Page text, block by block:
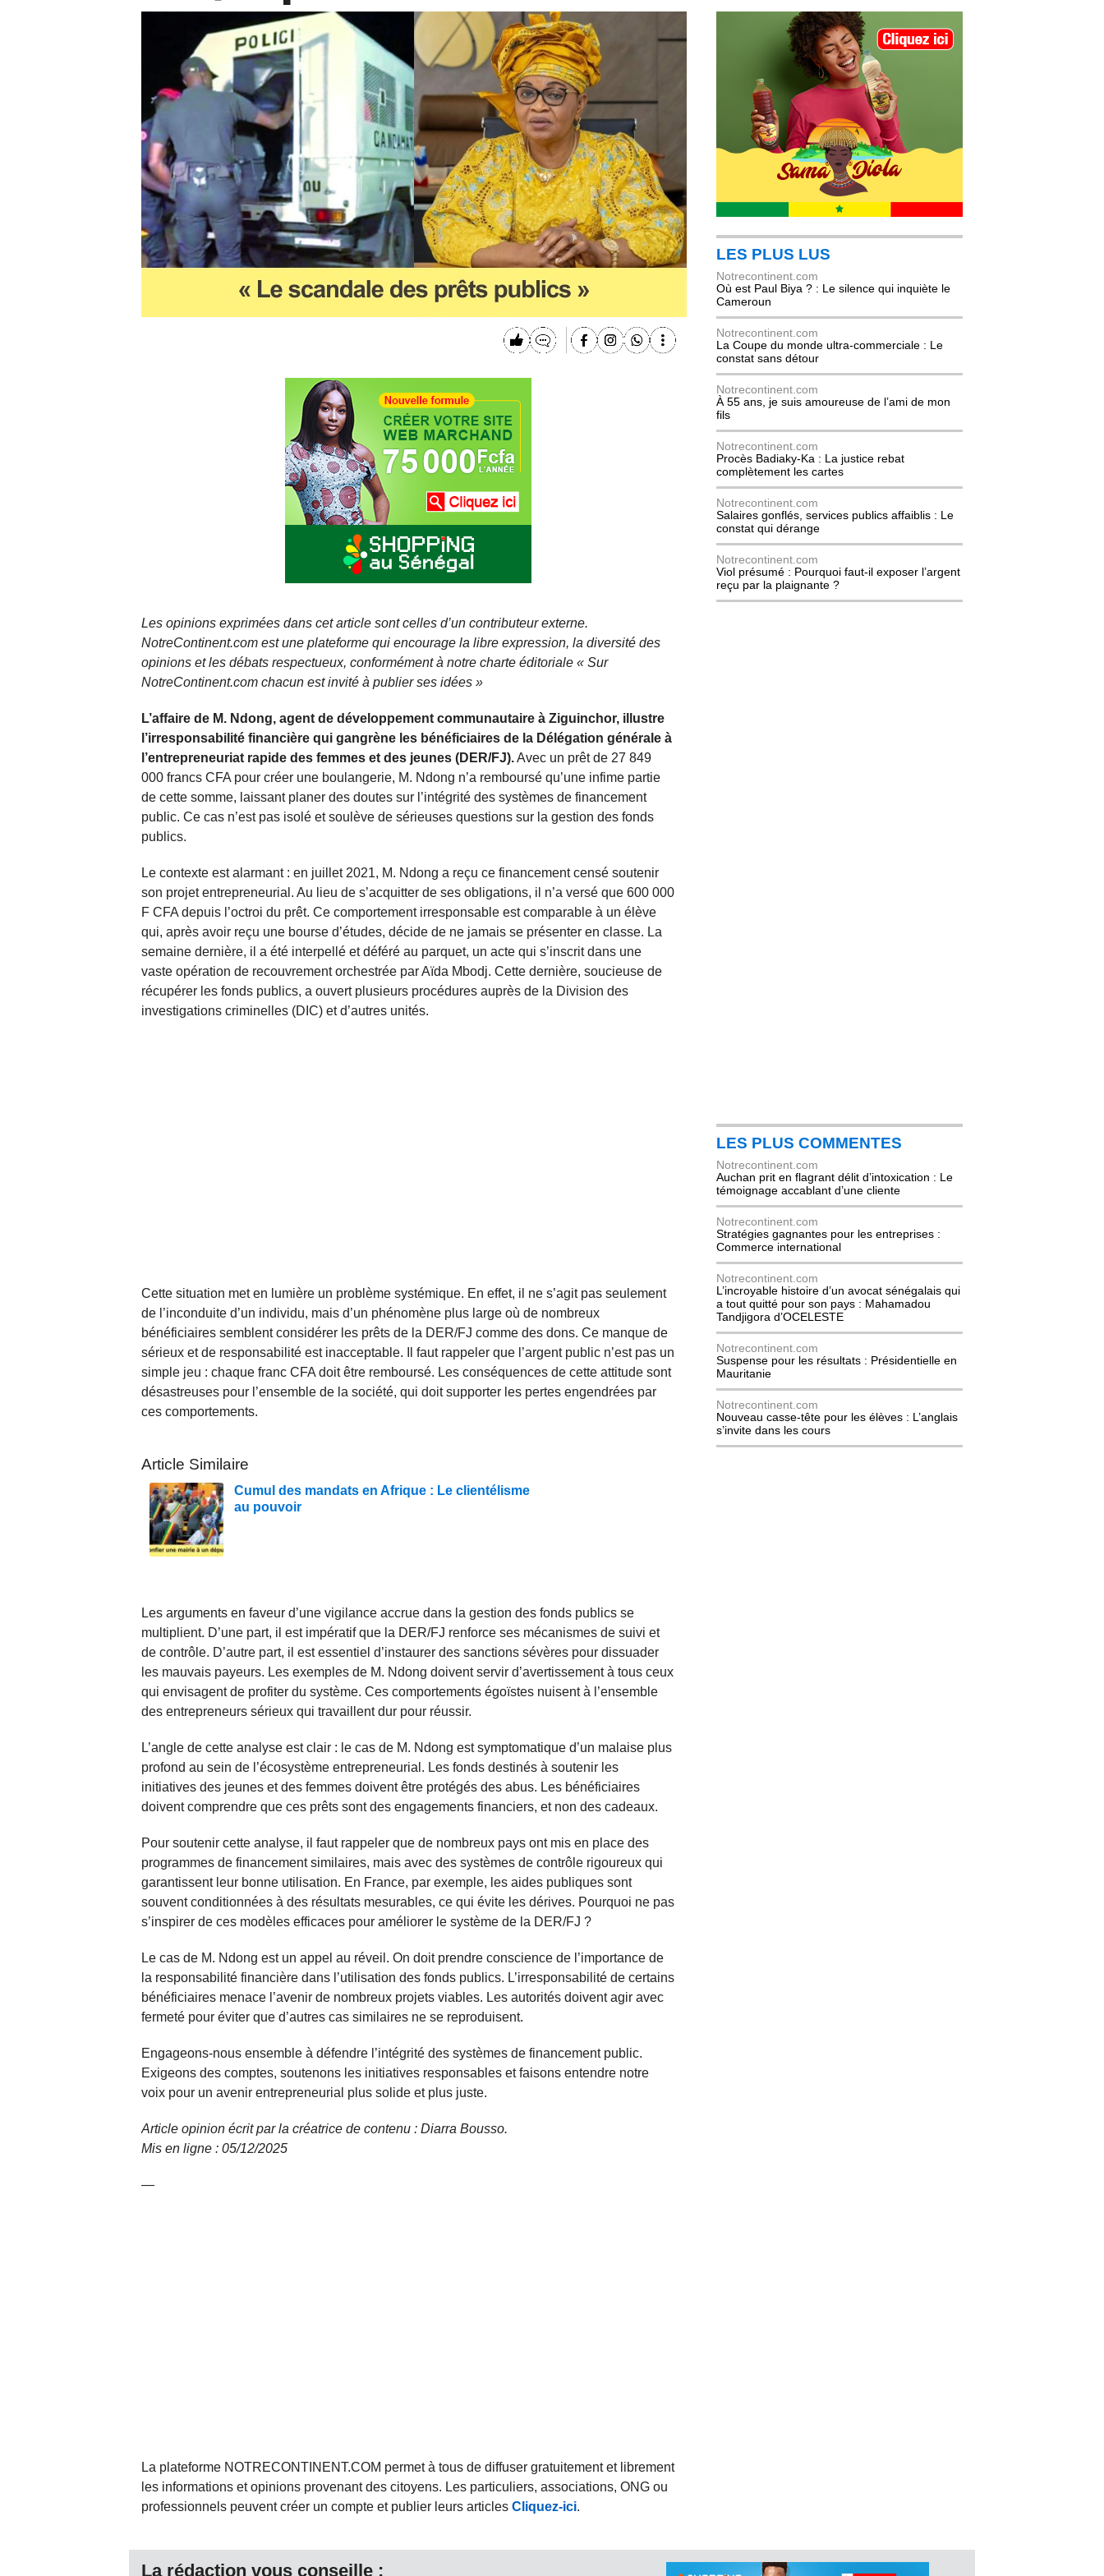
Les opinions exprimées dans cet article sont celles d’un contributeur externe.
NotreContinent.com est une plateforme qui encourage la libre expression, la diversité des
opinions et les débats respectueux, conformément à notre charte éditoriale « Sur
NotreContinent.com chacun est invité à publier ses idées »
L’affaire de M. Ndong, agent de développement communautaire à Ziguinchor, illustre
l’irresponsabilité financière qui gangrène les bénéficiaires de la Délégation générale à
l’entrepreneuriat rapide des femmes et des jeunes (DER/FJ).Avec un prêt de 27 849
000 francs CFA pour créer une boulangerie, M. Ndong n’a remboursé qu’une infime partie
de cette somme, laissant planer des doutes sur l’intégrité des systèmes de financement
public. Ce cas n’est pas isolé et soulève de sérieuses questions sur la gestion des fonds
publics.
Le contexte est alarmant : en juillet 2021, M. Ndong a reçu ce financement censé soutenir
son projet entrepreneurial. Au lieu de s’acquitter de ses obligations, il n’a versé que 600 000
F CFA depuis l’octroi du prêt. Ce comportement irresponsable est comparable à un élève
qui, après avoir reçu une bourse d’études, décide de ne jamais se présenter en classe. La
semaine dernière, il a été interpellé et déféré au parquet, un acte qui s’inscrit dans une
vaste opération de recouvrement orchestrée par Aïda Mbodj. Cette dernière, soucieuse de
récupérer les fonds publics, a ouvert plusieurs procédures auprès de la Division des
investigations criminelles (DIC) et d’autres unités.
Cette situation met en lumière un problème systémique. En effet, il ne s’agit pas seulement
de l’inconduite d’un individu, mais d’un phénomène plus large où de nombreux
bénéficiaires semblent considérer les prêts de la DER/FJ comme des dons. Ce manque de
sérieux et de responsabilité est inacceptable. Il faut rappeler que l’argent public n’est pas un
simple jeu : chaque franc CFA doit être remboursé. Les conséquences de cette attitude sont
désastreuses pour l’ensemble de la société, qui doit supporter les pertes engendrées par
ces comportements.
Article Similaire
Cumul des mandats en Afrique : Le clientélisme
au pouvoir
Les arguments en faveur d’une vigilance accrue dans la gestion des fonds publics se
multiplient. D’une part, il est impératif que la DER/FJ renforce ses mécanismes de suivi et
de contrôle. D’autre part, il est essentiel d’instaurer des sanctions sévères pour dissuader
les mauvais payeurs. Les exemples de M. Ndong doivent servir d’avertissement à tous ceux
qui envisagent de profiter du système. Ces comportements égoïstes nuisent à l’ensemble
des entrepreneurs sérieux qui travaillent dur pour réussir.
L’angle de cette analyse est clair : le cas de M. Ndong est symptomatique d’un malaise plus
profond au sein de l’écosystème entrepreneurial. Les fonds destinés à soutenir les
initiatives des jeunes et des femmes doivent être protégés des abus. Les bénéficiaires
doivent comprendre que ces prêts sont des engagements financiers, et non des cadeaux.
Pour soutenir cette analyse, il faut rappeler que de nombreux pays ont mis en place des
programmes de financement similaires, mais avec des systèmes de contrôle rigoureux qui
garantissent leur bonne utilisation. En France, par exemple, les aides publiques sont
souvent conditionnées à des résultats mesurables, ce qui évite les dérives. Pourquoi ne pas
s’inspirer de ces modèles efficaces pour améliorer le système de la DER/FJ ?
Le cas de M. Ndong est un appel au réveil. On doit prendre conscience de l’importance de
la responsabilité financière dans l’utilisation des fonds publics. L’irresponsabilité de certains
bénéficiaires menace l’avenir de nombreux projets viables. Les autorités doivent agir avec
fermeté pour éviter que d’autres cas similaires ne se reproduisent.
Engageons-nous ensemble à défendre l’intégrité des systèmes de financement public.
Exigeons des comptes, soutenons les initiatives responsables et faisons entendre notre
voix pour un avenir entrepreneurial plus solide et plus juste.
Article opinion écrit par la créatrice de contenu : Diarra Bousso.
Mis en ligne : 05/12/2025
—
La plateforme NOTRECONTINENT.COM permet à tous de diffuser gratuitement et librement
les informations et opinions provenant des citoyens. Les particuliers, associations, ONG ou
professionnels peuvent créer un compte et publier leurs articles Cliquez-ici.
LES PLUS LUS
Notrecontinent.com
Où est Paul Biya ? : Le silence qui inquiète le
Cameroun
Notrecontinent.com
La Coupe du monde ultra-commerciale : Le
constat sans détour
Notrecontinent.com
À 55 ans, je suis amoureuse de l’ami de mon
fils
Notrecontinent.com
Procès Badiaky-Ka : La justice rebat
complètement les cartes
Notrecontinent.com
Salaires gonflés, services publics affaiblis : Le
constat qui dérange
Notrecontinent.com
Viol présumé : Pourquoi faut-il exposer l’argent
reçu par la plaignante ?
LES PLUS COMMENTES
Notrecontinent.com
Auchan prit en flagrant délit d’intoxication : Le
témoignage accablant d’une cliente
Notrecontinent.com
Stratégies gagnantes pour les entreprises :
Commerce international
Notrecontinent.com
L’incroyable histoire d’un avocat sénégalais qui
a tout quitté pour son pays : Mahamadou
Tandjigora d’OCELESTE
Notrecontinent.com
Suspense pour les résultats : Présidentielle en
Mauritanie
Notrecontinent.com
Nouveau casse-tête pour les élèves : L’anglais
s’invite dans les cours
La rédaction vous conseille :